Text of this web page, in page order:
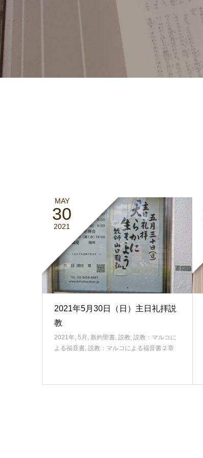
MAY
30
2021
2021年5月30日（日）主日礼拝説
教
2021年, 5月 , 新約聖書, 説教, 説教：マルコに
よる福音書, 説教：マルコによる福音書２章